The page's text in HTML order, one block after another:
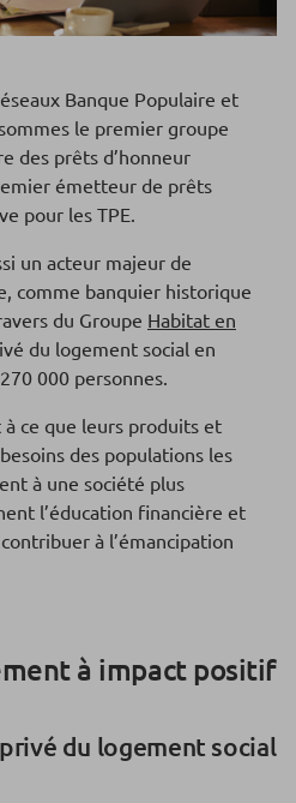
Banque Populaire et
le premier groupe
des prêts d’honneur
émetteur de prêts
pour les TPE.
un acteur majeur de
comme banquier historique
du Groupe Habitat en
du logement social en
000 personnes.
ce que leurs produits et
des populations les
à une société plus
l’éducation financière et
à l’émancipation
à impact positif
du logement social